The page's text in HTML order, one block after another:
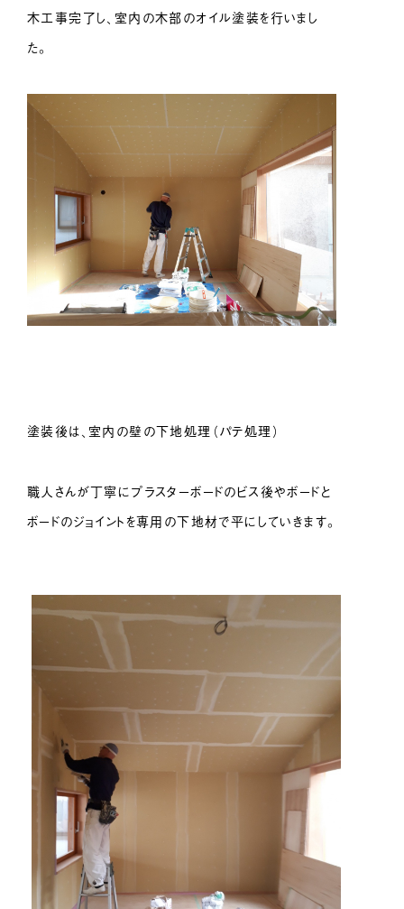
木工事完了し、室内の木部のオイル塗装を行いまし
た。
塗装後は、室内の壁の下地処理（パテ処理）
職人さんが丁寧にプラスターボードのビス後やボードと
ボードのジョイントを専用の下地材で平にしていきます。